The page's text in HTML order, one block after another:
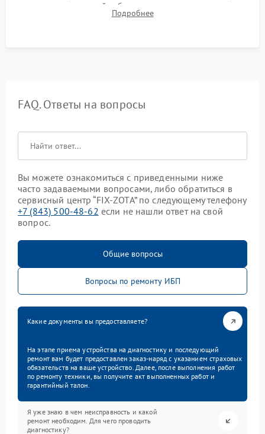
времени автономной работы, температурного режима и
корректности формы выходного сигнала.
Подробнее
FAQ. Ответы на вопросы
Вы можете ознакомиться с приведенными ниже
часто задаваемыми вопросами, либо обратиться в
сервисный центр “FIX-ZOTA” по следующему телефону
+7 (843) 500-48-62 если не нашли ответ на свой
вопрос.
Общие вопросы
Вопросы по ремонту ИБП
Какие документы вы предоставляете?
На этапе приема устройства на диагностику и последующий
ремонт вам будет предоставлен заказ-наряд с указанием страховых
обязательств на ваше устройство. Далее, после выполнения работ
по ремонту техники, вы получите акт выполненных работ и
гарантийный талон.
Я уже знаю в чем неисправность и какой
ремонт необходим. Для чего проводить
диагностику?